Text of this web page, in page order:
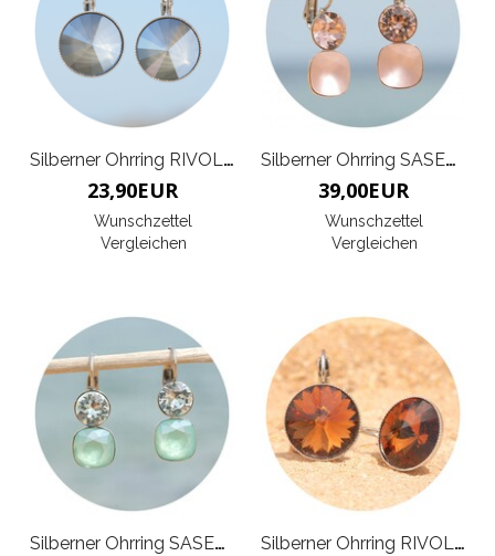
Silberner Ohrring RIVOLI K
23,90EUR
Wunschzettel
Vergleichen
Silberner Ohrring SASERRA
39,00EUR
Wunschzettel
Vergleichen
Silberner Ohrring SASERRA Silberner Ohrring RIVOLI G